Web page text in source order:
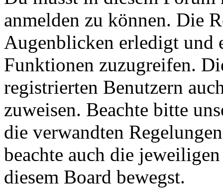
anmelden zu können. Die
Augenblicken erledigt und
Funktionen zuzugreifen.
registrierten Benutzern
zuweisen. Beachte bitte
die verwandten
beachte auch die
diesem Board bewegst.